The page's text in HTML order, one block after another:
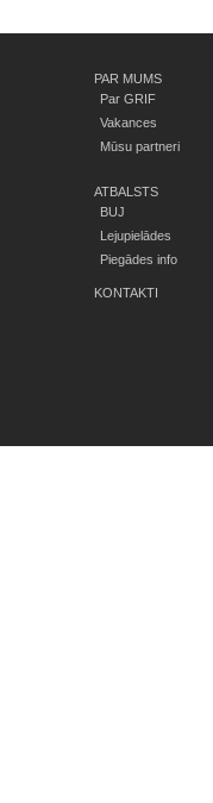
PAR MUMS
Par GRIF
Vakances
Mūsu partneri
ATBALSTS
BUJ
Lejupielādes
Piegādes info
KONTAKTI